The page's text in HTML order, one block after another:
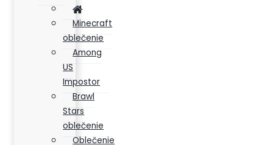
Minecraft
oblečenie
Among
US
Impostor
Brawl
Stars
oblečenie
Oblečenie